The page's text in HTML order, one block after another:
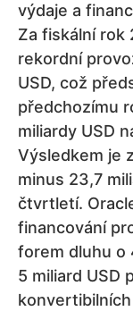
výdaje a
Za fiskální rok
rekordní
USD, což
předchozímu
miliardy USD
Výsledkem je
minus 23,7
čtvrtletí.
financování
forem dluhu o
5 miliard USD